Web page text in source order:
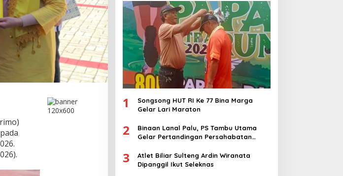
1
Songsong HUT RI Ke 77 Bina Marga
Gelar Lari Maraton
2
Binaan Lanal Palu, PS Tambu Utama
Gelar Pertandingan Persahabatan
3
Atlet Biliar Sulteng Ardin Wiranata
Dipanggil Ikut Seleknas